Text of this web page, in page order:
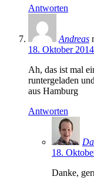
Antworten
Andreas
18. Oktober
Ah, das ist mal
runtergeladen
aus Hamburg
Antworten
18.
Danke,